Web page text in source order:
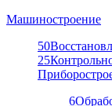
Машиностроение
50
25
6